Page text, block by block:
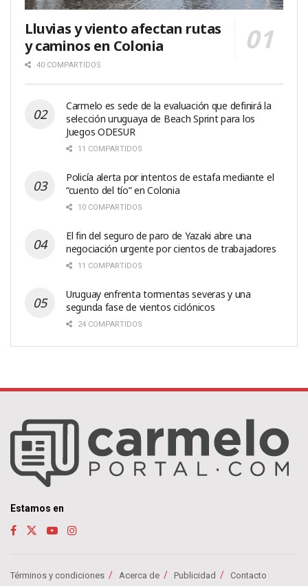
Lluvias y viento afectan rutas
y caminos en Colonia
40 COMPARTIDOS
Carmelo es sede de la evaluación que definirá la
selección uruguaya de Beach Sprint para los
Juegos ODESUR
11 COMPARTIDOS
Policía alerta por intentos de estafa mediante el
“cuento del tío” en Colonia
10 COMPARTIDOS
El fin del seguro de paro de Yazaki abre una
negociación urgente por cientos de trabajadores
11 COMPARTIDOS
Uruguay enfrenta tormentas severas y una
segunda fase de vientos ciclónicos
24 COMPARTIDOS
Estamos en
Términos y condiciones Acerca de Publicidad Contacto